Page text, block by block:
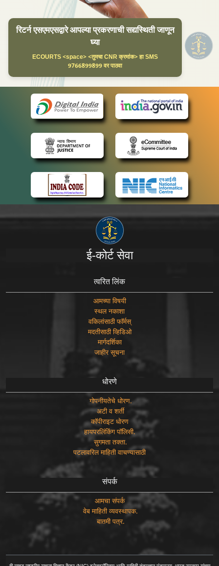
रिटर्न एसएमएसद्वारे आपल्या प्रकरणाची सद्यस्थिती जाणून
घ्या
ECOURTS <space> <तुमचा CNR क्रमांक> हा SMS
9766899899 वर पाठवा
ई-कोर्ट सेवा
त्वरित लिंक
आमच्या विषयी
स्थल नकाशा
वकिलांसाठी फाॅर्मस्
मदतीसाठी व्हिडिओ
मार्गदर्शिका
जाहीर सूचना
धोरणे
गोपनीयतेचे धोरण.
अटी व शर्ती
कॉपीराइट धाेरण
हायपरलिंकिंग पॉलिसी.
सुगमता तक्ता.
पटलावरिल माहिती वाचण्यासाठी
संपर्क
आमचा संपर्क
वेब माहिती व्यवस्थापक.
बातमी पत्र.